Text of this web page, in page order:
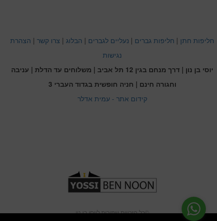
חליפות חתן | חליפות גברים | נעליים לגברים | הבלוג | צרו קשר | הצהרת
נגישות
יוסי בן נון | דרך מנחם בגין 12 תל אביב | משלוחים עד הדלת | עניבה
וחגורה חינם | חניה חופשית בגדוד העברי 3
קידום אתר - עמית אדלר
כל הזכויות שמורות ליוסי בן נון©